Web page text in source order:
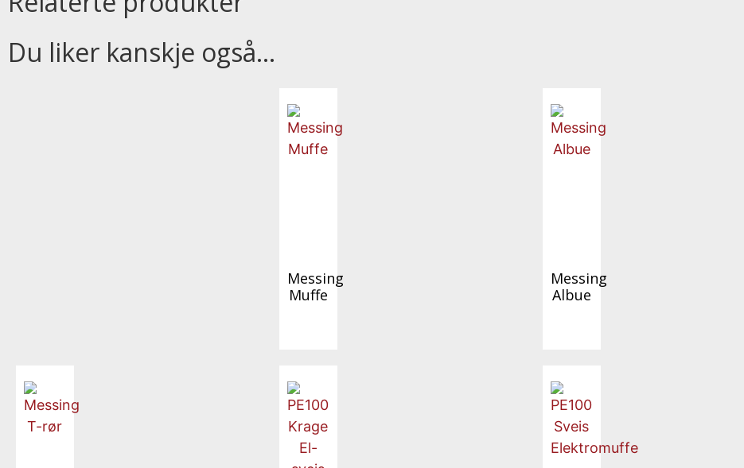
Du liker kanskje også…
Messing
Muffe
Messing
Albue